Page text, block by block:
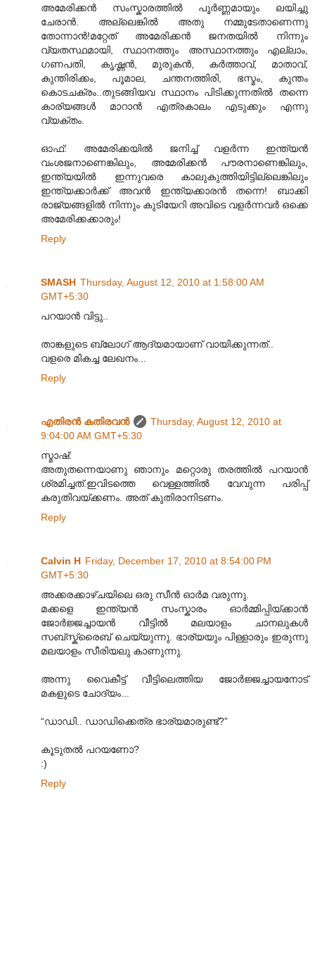
അമേരിക്കന്‍ സംസ്കാരത്തില്‍ പൂര്‍ണ്ണമായും ലയിച്ചു
ചേരാന്‍. അല്ലെങ്കില്‍ അതു നമ്മുടേതാണെന്നു
തോന്നാന്‍!മറ്റേത് അമേരിക്കന്‍ ജനതയില്‍ നിന്നും
വ്യതസ്ഥമായി, സ്ഥാനത്തും അസ്ഥാനത്തും എല്ലാം,
ഗണപതി, കൃഷ്ണന്‍, മുരുകന്‍, കര്‍ത്താവ്, മാതാവ്,
കുന്തിരിക്കം, പൂമാല, ചന്തനത്തിരി, ഭസ്മം, കുന്തം
കൊടചക്രം..തുടങ്ങിയവ സ്ഥാനം പിടിക്കുന്നതില്‍ തന്നെ
കാര്യങ്ങള്‍ മാറാന്‍ എത്രകാലം എടുക്കും എന്നു
വ്യക്തം.
ഓഫ്: അമേരിക്കയില്‍ ജനിച്ച് വളര്‍ന്ന ഇന്ത്യന്‍
വംശജനാണെങ്കിലും, അമേരിക്കന്‍ പൗരനാണെങ്കിലും,
ഇന്ത്യയില്‍ ഇന്നുവരെ കാലുകുത്തിയിട്ടില്ലെങ്കിലും
ഇന്ത്യക്കാര്‍ക്ക് അവന്‍ ഇന്ത്യക്കാരന്‍ തന്നെ! ബാക്കി
രാജ്യങ്ങളില്‍ നിന്നും കുടിയേറി അവിടെ വളര്‍ന്നവര്‍ ഒക്കെ
അമേരിക്കക്കാരും!
Reply
SMASH Thursday, August 12, 2010 at 1:58:00 AM
GMT+5:30
പറയാന്‍ വിട്ടു..
താങ്കളുടെ ബ്ലോഗ് ആദ്യമായാണ്‌ വായിക്കുന്നത്..
വളരെ മികച്ച ലേഖനം...
Reply
എതിരന്‍ കതിരവന്‍
Thursday, August 12, 2010 at
9:04:00 AM GMT+5:30
സ്മാഷ്:
അതുതന്നെയാണു ഞാനും മറ്റൊരു തരത്തിൽ പറയാൻ
ശ്രമിച്ചത്.ഇവിടത്തെ വെള്ളത്തിൽ വേവുന്ന പരിപ്പ്
കരുതിവയ്ക്കണം. അത് കുതിരാനിടണം.
Reply
Calvin H Friday, December 17, 2010 at 8:54:00 PM
GMT+5:30
അക്കരക്കാഴ്ചയിലെ ഒരു സീൻ ഓർമ വരുന്നു.
മക്കളെ ഇന്ത്യൻ സംസ്കാരം ഓർമ്മിപ്പിയ്ക്കാൻ
ജോർജ്ജച്ചായൻ വീട്ടിൽ മലയാളം ചാനലുകൾ
സബ്സ്ക്രൈബ് ചെയ്യുന്നു. ഭാര്യയും പിള്ളാരും ഇരുന്നു
മലയാളം സീരിയലു കാണുന്നു.
അന്നു വൈകീട്ട് വീട്ടിലെത്തിയ ജോർജ്ജച്ചായനോട്
മകളുടെ ചോദ്യം...
“ഡാഡി.. ഡാഡിക്കെത്ര ഭാര്യമാരുണ്ട്?”
കൂടുതൽ പറയണോ?
:)
Reply